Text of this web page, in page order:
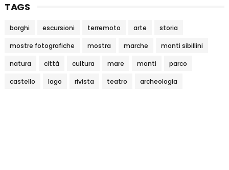
TAGS
borghi escursioni terremoto arte storia
mostre fotografiche mostra marche monti sibillini
natura città cultura mare monti parco
castello lago rivista teatro archeologia